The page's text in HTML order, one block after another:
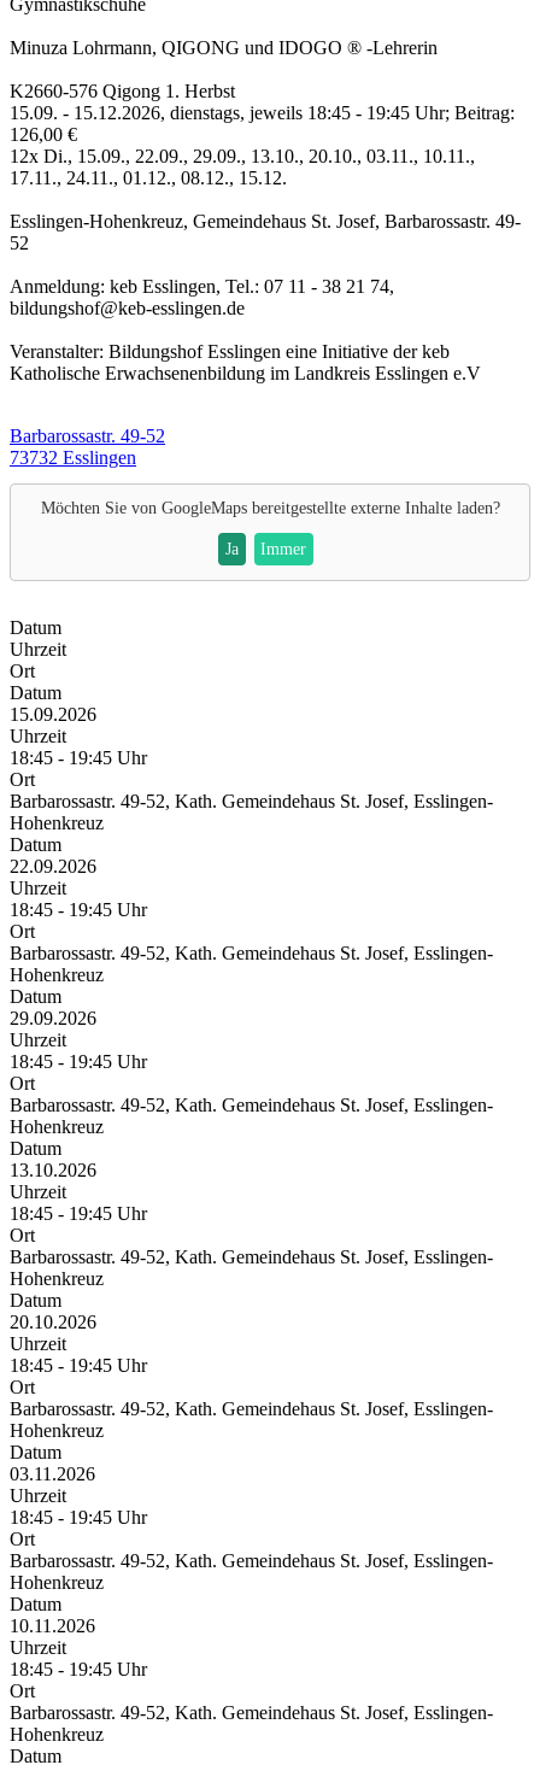
Gymnastikschuhe
Minuza Lohrmann, QIGONG und IDOGO ® -Lehrerin
K2660-576 Qigong 1. Herbst
15.09. - 15.12.2026, dienstags, jeweils 18:45 - 19:45 Uhr; Beitrag:
126,00 €
12x Di., 15.09., 22.09., 29.09., 13.10., 20.10., 03.11., 10.11.,
17.11., 24.11., 01.12., 08.12., 15.12.
Esslingen-Hohenkreuz, Gemeindehaus St. Josef, Barbarossastr. 49-
52
Anmeldung: keb Esslingen, Tel.: 07 11 - 38 21 74,
bildungshof@keb-esslingen.de
Veranstalter: Bildungshof Esslingen eine Initiative der keb
Katholische Erwachsenenbildung im Landkreis Esslingen e.V
Barbarossastr. 49-52
73732 Esslingen
Möchten Sie von GoogleMapsbereitgestellte externe Inhalte laden?
Ja Immer
Datum
Uhrzeit
Ort
Datum
15.09.2026
Uhrzeit
18:45 - 19:45 Uhr
Ort
Barbarossastr. 49-52, Kath. Gemeindehaus St. Josef, Esslingen-
Hohenkreuz
Datum
22.09.2026
Uhrzeit
18:45 - 19:45 Uhr
Ort
Barbarossastr. 49-52, Kath. Gemeindehaus St. Josef, Esslingen-
Hohenkreuz
Datum
29.09.2026
Uhrzeit
18:45 - 19:45 Uhr
Ort
Barbarossastr. 49-52, Kath. Gemeindehaus St. Josef, Esslingen-
Hohenkreuz
Datum
13.10.2026
Uhrzeit
18:45 - 19:45 Uhr
Ort
Barbarossastr. 49-52, Kath. Gemeindehaus St. Josef, Esslingen-
Hohenkreuz
Datum
20.10.2026
Uhrzeit
18:45 - 19:45 Uhr
Ort
Barbarossastr. 49-52, Kath. Gemeindehaus St. Josef, Esslingen-
Hohenkreuz
Datum
03.11.2026
Uhrzeit
18:45 - 19:45 Uhr
Ort
Barbarossastr. 49-52, Kath. Gemeindehaus St. Josef, Esslingen-
Hohenkreuz
Datum
10.11.2026
Uhrzeit
18:45 - 19:45 Uhr
Ort
Barbarossastr. 49-52, Kath. Gemeindehaus St. Josef, Esslingen-
Hohenkreuz
Datum